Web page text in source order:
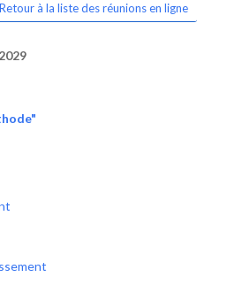
Retour à la liste des réunions en ligne